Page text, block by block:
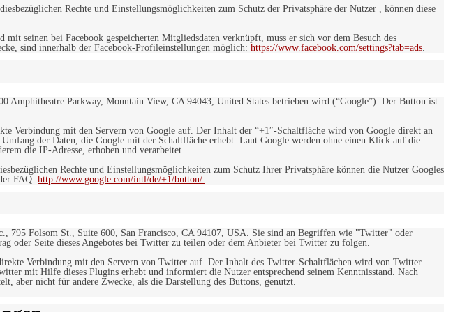
Rechte und Einstellungsmöglichkeiten zum Schutz der Privatsphäre der Nutzer , können diese
seinen bei Facebook gespeicherten Mitgliedsdaten verknüpft, muss er sich vor dem Besuch des
sind innerhalb der Facebook-Profileinstellungen möglich: https://www.facebook.com/settings?tab=ads.
Amphitheatre Parkway, Mountain View, CA 94043, United States betrieben wird (“Google”). Der Button ist
Verbindung mit den Servern von Google auf. Der Inhalt der “+1″-Schaltfläche wird von Google direkt an
der Daten, die Google mit der Schaltfläche erhebt. Laut Google werden ohne einen Klick auf die
die IP-Adresse, erhoben und verarbeitet.
Rechte und Einstellungsmöglichkeiten zum Schutz Ihrer Privatsphäre können die Nutzer Googles
FAQ: http://www.google.com/intl/de/+1/button/.
795 Folsom St., Suite 600, San Francisco, CA 94107, USA. Sie sind an Begriffen wie "Twitter" oder
oder Seite dieses Angebotes bei Twitter zu teilen oder dem Anbieter bei Twitter zu folgen.
Verbindung mit den Servern von Twitter auf. Der Inhalt des Twitter-Schaltflächen wird von Twitter
mit Hilfe dieses Plugins erhebt und informiert die Nutzer entsprechend seinem Kenntnisstand. Nach
aber nicht für andere Zwecke, als die Darstellung des Buttons, genutzt.